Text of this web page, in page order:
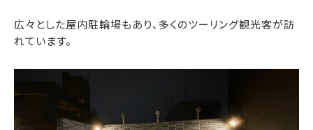
広々とした屋内駐輪場もあり、多くのツーリング観光客が訪
れています。